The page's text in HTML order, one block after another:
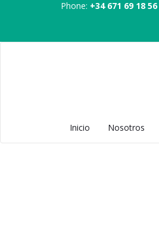
Phone: +34 671 69 18 56
Inicio Nosotros